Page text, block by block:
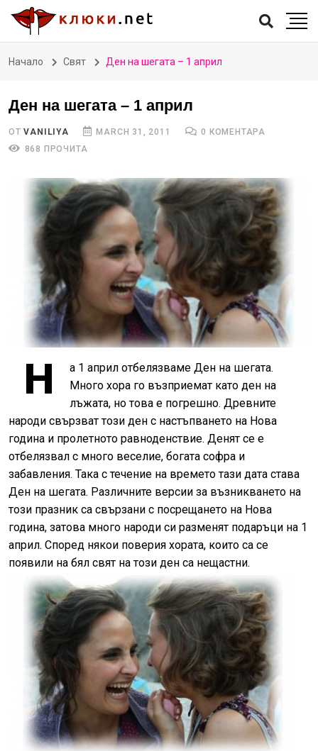
Начало Свят Ден на шегата – 1 април
Ден на шегата – 1 април
ОТVANILIYA MARCH 31, 2011
0 КОМЕНТАРА
868 ПРОЧИТА
Н
а 1 април отбелязваме Ден на шегата.
Много хора го възприемат като ден на
лъжата, но това е погрешно. Древните
народи свързват този ден с настъпването на Нова
година и пролетното равноденствие. Денят се е
отбелязвал с много веселие, богата софра и
забавления. Така с течение на времето тази дата става
Ден на шегата. Различните версии за възникването на
този празник са свързани с посрещането на Нова
година, затова много народи си разменят подаръци на 1
април. Според някои поверия хората, които са се
появили на бял свят на този ден са нещастни.